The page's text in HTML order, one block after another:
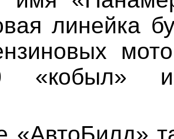
линейка
«кобыл» и